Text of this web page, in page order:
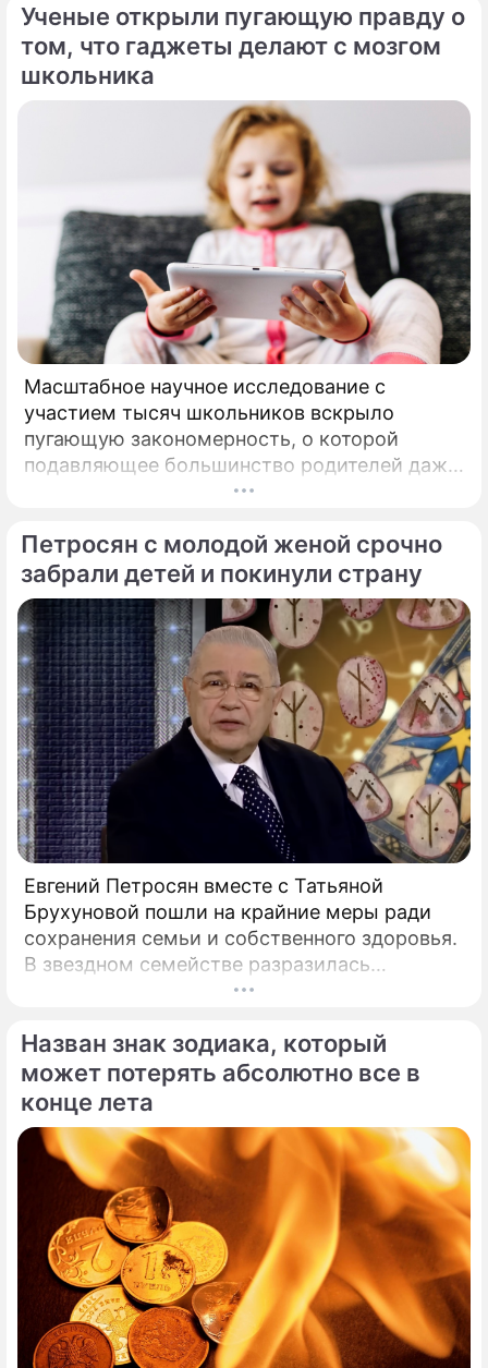
Ученые открыли пугающую правду о
том, что гаджеты делают с мозгом
школьника
Масштабное научное исследование с
участием тысяч школьников вскрыло
пугающую закономерность, о которой
подавляющее большинство родителей даже
не догадывалось. Привычка дарить ребенку
социальным сетям в младшем
подростковом возрасте обворачивается
скрытым провалом в учебе.
Петросян с молодой женой срочно
забрали детей и покинули страну
Евгений Петросян вместе с Татьяной
Брухуновой пошли на крайние меры ради
сохранения семьи и собственного здоровья.
В звездном семействе разразилась
настоящая тихая драма, которая вынудила
Назван знак зодиака, который
может потерять абсолютно все в
конце лета